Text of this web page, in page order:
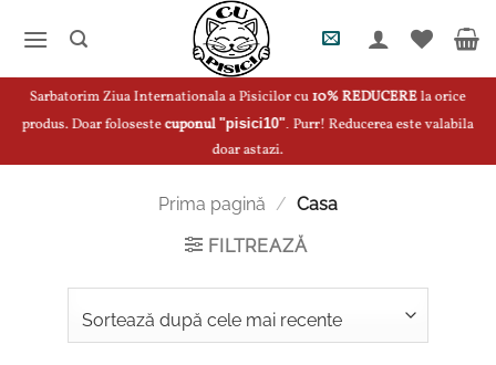
Sarbatorim Ziua Internationala a Pisicilor cu10% REDUCEREla orice
produs. Doar folosestecuponul "pisici10" Purr! Reducerea este valabila
doar astazi.
Prima pagină / Casa
FILTREAZĂ